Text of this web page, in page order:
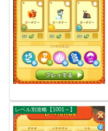
レベル別攻略【1001～】